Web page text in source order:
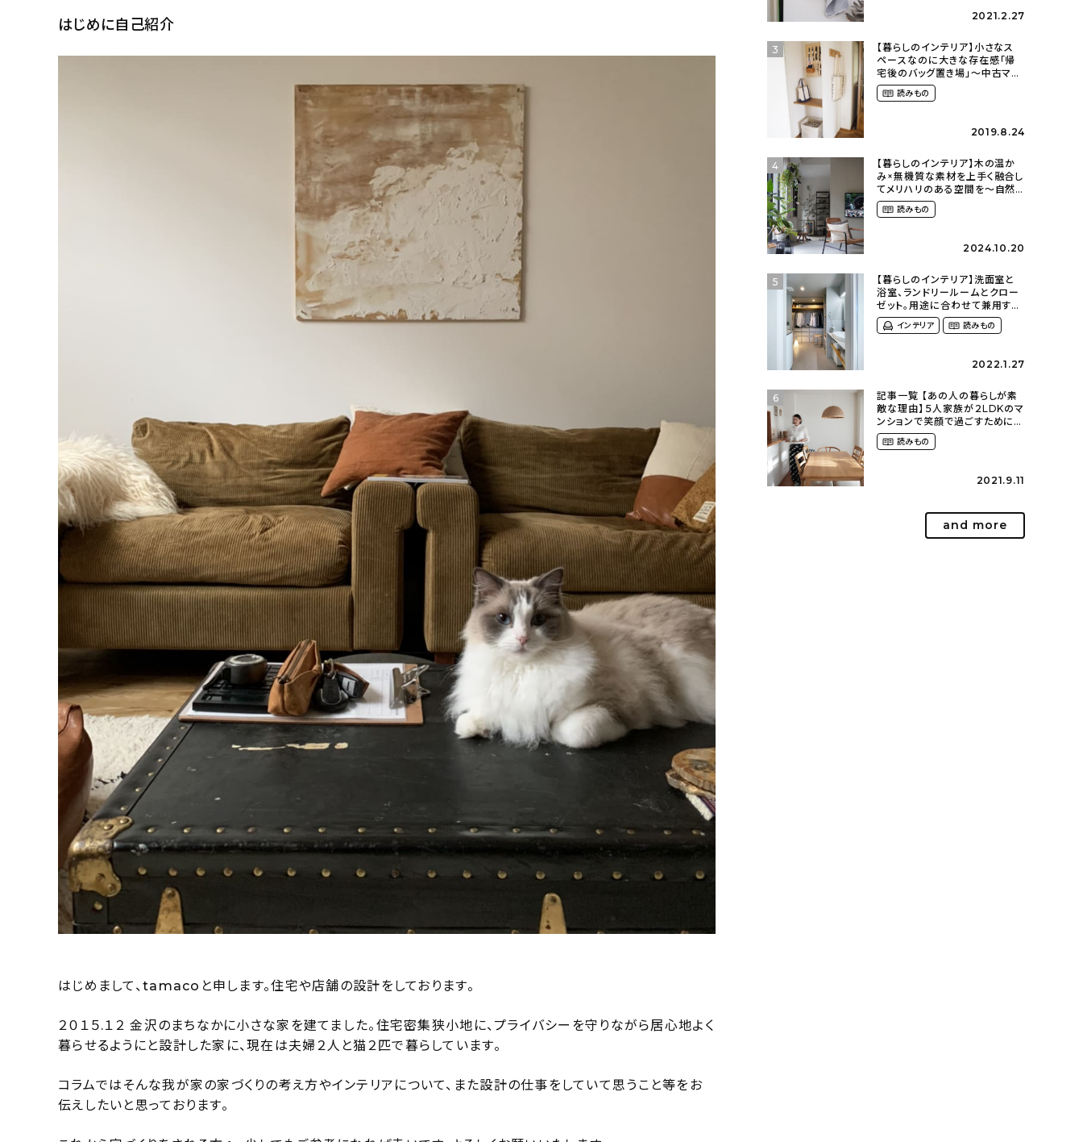
はじめに自己紹介
はじめまして、tamacoと申します。住宅や店舗の設計をしております。
２０１５.１２ 金沢のまちなかに小さな家を建てました。住宅密集狭小地に、プライバシーを守りながら居心地よく
暮らせるようにと設計した家に、現在は夫婦２人と猫２匹で暮らしています。
コラムではそんな我が家の家づくりの考え方やインテリアについて、また設計の仕事をしていて思うこと等をお
伝えしたいと思っております。
2021.2.27
3
【暮らしのインテリア】小さなス
ペースなのに大きな存在感「帰
宅後のバッグ置き場」～中古マン
ションリノベーションで叶えたコ
ダワリの暮らし（cocoyuko___
読みもの
2019.8.24
4
【暮らしのインテリア】木の温か
み×無機質な素材を上手く融合し
てメリハリのある空間を〜自然
に囲まれて暮らす（ki_no_ieさ
ん） 読みもの
2024.10.20
5
【暮らしのインテリア】洗面室と
浴室、ランドリールームとクロー
ゼット。用途に合わせて兼用する
一体型スペース〜仕切りのない
ゆるく繋がったおうち
インテリア 読みもの
2022.1.27
6
記事一覧 【あの人の暮らしが素
敵な理由】５人家族が２LDKのマ
ンションで笑顔で過ごすために〜
スッキリ暮らす（hm_no.ieさん）
読みもの
2021.9.11
and more